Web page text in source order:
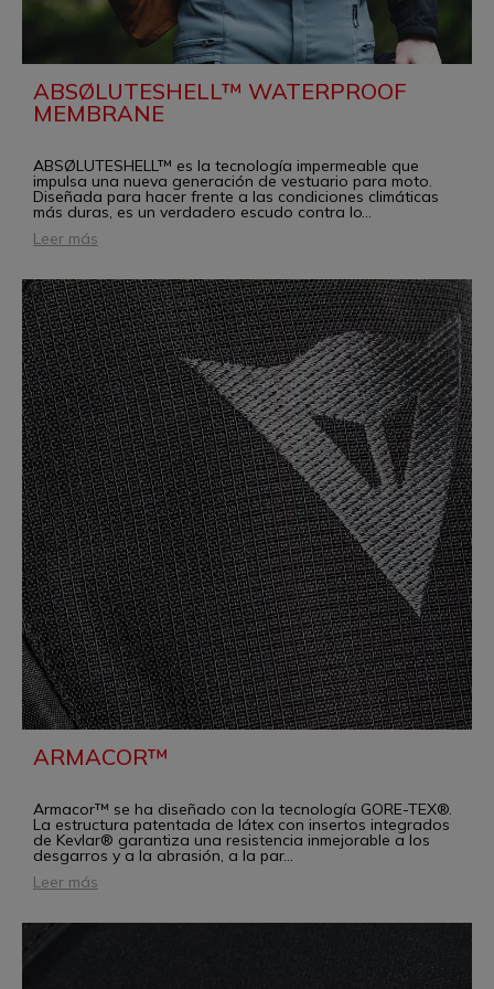
ABSØLUTESHELL™ WATERPROOF
MEMBRANE
ABSØLUTESHELL™ es la tecnología impermeable que
impulsa una nueva generación de vestuario para moto.
Diseñada para hacer frente a las condiciones climáticas
más duras, es un verdadero escudo contra lo...
Leer más
ARMACOR™
Armacor™ se ha diseñado con la tecnología GORE-TEX®.
La estructura patentada de látex con insertos integrados
de Kevlar® garantiza una resistencia inmejorable a los
desgarros y a la abrasión, a la par...
Leer más